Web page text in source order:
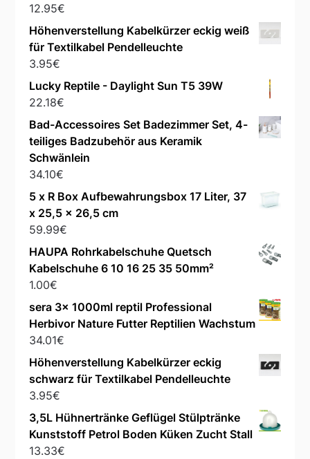
12.95€
Höhenverstellung Kabelkürzer eckig weiß
für Textilkabel Pendelleuchte
3.95€
Lucky Reptile - Daylight Sun T5 39W
22.18€
Bad-Accessoires Set Badezimmer Set, 4-
teiliges Badzubehör aus Keramik
Schwänlein
34.10€
5 x R Box Aufbewahrungsbox 17 Liter, 37
x 25,5 x 26,5 cm
59.99€
HAUPA Rohrkabelschuhe Quetsch
Kabelschuhe 6 10 16 25 35 50mm²
1.00€
sera 3x 1000ml reptil Professional
Herbivor Nature Futter Reptilien Wachstum
34.01€
Höhenverstellung Kabelkürzer eckig
schwarz für Textilkabel Pendelleuchte
3.95€
3,5L Hühnertränke Geflügel Stülptränke
Kunststoff Petrol Boden Küken Zucht Stall
13.33€